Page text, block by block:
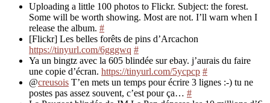
Uploading a little 100 photos to Flickr. Subject: the forest.
Some will be worth showing. Most are not. I’ll warn when I
release the album. #
[Flickr] Les belles forêts de pins d’Arcachon
https://tinyurl.com/6gggwq #
Ya un bingtz avec la 605 blindée sur ebay. j’aurais du faire
une copie d’écran. https://tinyurl.com/5ycpcp #
@creusois T’en mets un temps pour écrire 3 lignes :-) tu ne
postes pas assez souvent, c’est pour ça… #